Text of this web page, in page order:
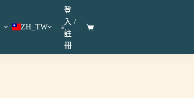
ZH_TW
登
入 /
註
冊